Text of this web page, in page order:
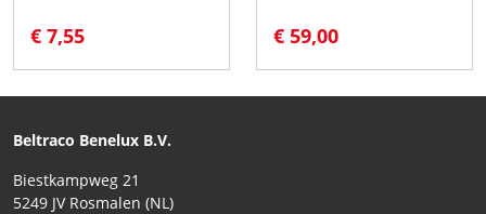
€ 7,55 € 59,00
Beltraco Benelux B.V.
Biestkampweg 21
5249 JV Rosmalen (NL)